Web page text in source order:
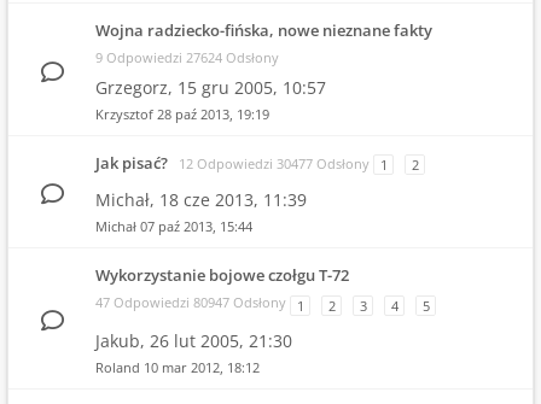
Wojna radziecko-fińska, nowe nieznane fakty
9 Odpowiedzi 27624 Odsłony
Grzegorz, 15 gru 2005, 10:57
Krzysztof 28 paź 2013, 19:19
Jak pisać? 12 Odpowiedzi 30477 Odsłony 1 2
Michał, 18 cze 2013, 11:39
Michał 07 paź 2013, 15:44
Wykorzystanie bojowe czołgu T-72
47 Odpowiedzi 80947 Odsłony 1 2 3 4 5
Jakub, 26 lut 2005, 21:30
Roland 10 mar 2012, 18:12